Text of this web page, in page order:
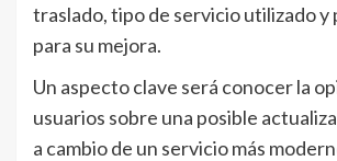
traslado, tipo de servicio utilizado y
para su mejora.
Un aspecto clave será conocer la
usuarios sobre una posible
a cambio de un servicio más